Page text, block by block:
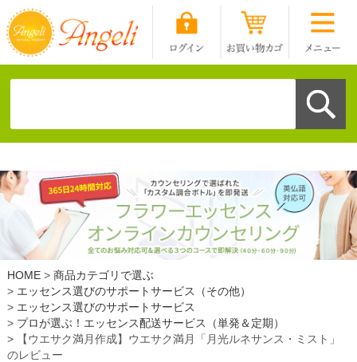
HOME
商品カテゴリで選ぶ
エッセンス選びのサポートサービス（その他）
エッセンス選びのサポートサービス
プロが選ぶ！エッセンス配送サービス（単発＆定期）
【ウエサク満月作成】ウエサク満月「月光ルネサンス・ミスト」
のレビュー